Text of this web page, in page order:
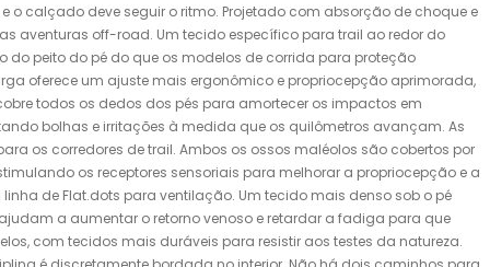
o calçado deve seguir o ritmo. Projetado com absorção de choque e
aventuras off-road. Um tecido específico para trail ao redor do
do peito do pé do que os modelos de corrida para proteção
oferece um ajuste mais ergonômico e propriocepção aprimorada,
todos os dedos dos pés para amortecer os impactos em
bolhas e irritações à medida que os quilômetros avançam. As
os corredores de trail. Ambos os ossos maléolos são cobertos por
os receptores sensoriais para melhorar a propriocepção e a
de Flat.dots para ventilação. Um tecido mais denso sob o pé
a aumentar o retorno venoso e retardar a fadiga para que
com tecidos mais duráveis ​​para resistir aos testes da natureza.